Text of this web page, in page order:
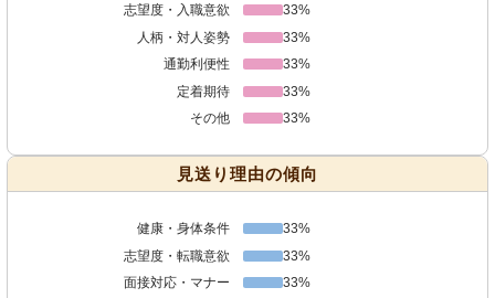
志望度・入職意欲
33%
人柄・対人姿勢
33%
通勤利便性
33%
定着期待
33%
その他
33%
見送り理由の傾向
健康・身体条件
33%
志望度・転職意欲
33%
面接対応・マナー
33%